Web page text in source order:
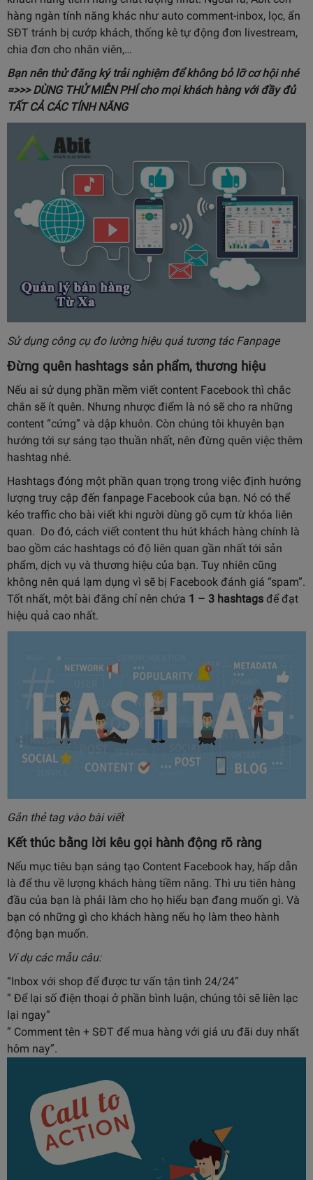
hàng ngàn tính năng khác như auto comment-inbox, lọc, ẩn
SĐT tránh bị cướp khách, thống kê tự động đơn livestream,
chia đơn cho nhân viên,…
Bạn nên thử đăng ký trải nghiệm để không bỏ lỡ cơ hội nhé
=>>>DÙNG THỬ MIỄN PHÍcho mọi khách hàng với đầy đủ
TẤT CẢ CÁC TÍNH NĂNG
Sử dụng công cụ đo lường hiệu quả tương tác Fanpage
Đừng quên hashtags sản phẩm, thương hiệu
Nếu ai sử dụng phần mềm viết content Facebook thì chắc
chắn sẽ ít quên. Nhưng nhược điểm là nó sẽ cho ra những
content “cứng” và dập khuôn. Còn chúng tôi khuyên bạn
hướng tới sự sáng tạo thuần nhất, nên đừng quên việc thêm
hashtag nhé.
Hashtags đóng một phần quan trọng trong việc định hướng
lượng truy cập đến fanpage Facebook của bạn. Nó có thể
kéo traffic cho bài viết khi người dùng gõ cụm từ khóa liên
quan. Do đó, cách viết content thu hút khách hàng chính là
bao gồm các hashtags có độ liên quan gần nhất tới sản
phẩm, dịch vụ và thương hiệu của bạn. Tuy nhiên cũng
không nên quá lạm dụng vì sẽ bị Facebook đánh giá “spam”.
Tốt nhất, một bài đăng chỉ nên chứa 1 – 3 hashtags để đạt
hiệu quả cao nhất.
Gắn thẻ tag vào bài viết
Kết thúc bằng lời kêu gọi hành động rõ ràng
Nếu mục tiêu bạn sáng tạo Content Facebook hay, hấp dẫn
là để thu về lượng khách hàng tiềm năng. Thì ưu tiên hàng
đầu của bạn là phải làm cho họ hiểu bạn đang muốn gì. Và
bạn có những gì cho khách hàng nếu họ làm theo hành
động bạn muốn.
Ví dụ các mẫu câu:
“Inbox với shop để được tư vấn tận tình 24/24”
” Để lại số điện thoại ở phần bình luận, chúng tôi sẽ liên lạc
lại ngay”
” Comment tên + SĐT để mua hàng với giá ưu đãi duy nhất
hôm nay”.